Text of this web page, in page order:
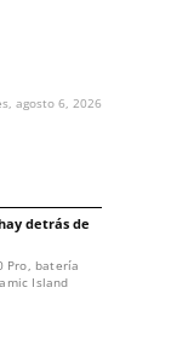
agosto 6, 2026
detrás de
Pro, batería
Island